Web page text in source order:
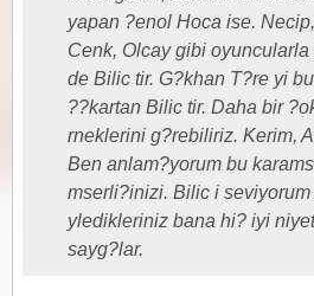
yapan ?enol Hoca ise.
Cenk, Olcay gibi
de Bilic tir. G?khan T?re yi
??kartan Bilic tir. Daha bir
rneklerini g?rebiliriz. Kerim,
Ben anlam?yorum bu
mserli?inizi. Bilic i
yledikleriniz bana hi? iyi
sayg?lar.